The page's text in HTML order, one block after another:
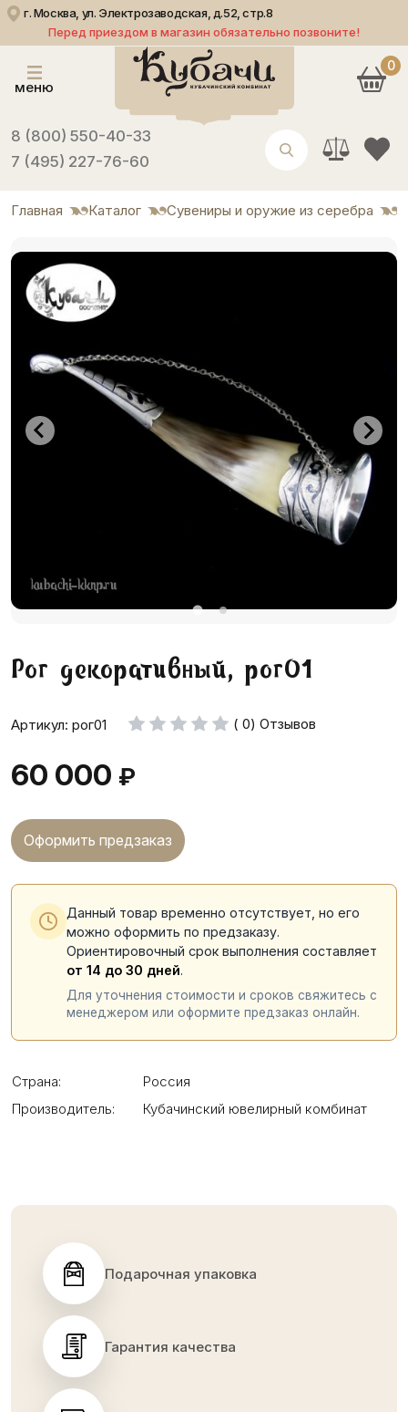
г. Москва, ул. Электрозаводская, д.52, стр.8
Перед приездом в магазин обязательно позвоните!
меню
8 (800) 550-40-33
7 (495) 227-76-60
0
Главная Каталог Сувениры и оружие из серебра
Рог декоративный, рог01
Артикул: рог01 ( 0) Отзывов
60 000 ₽
Оформить предзаказ
Данный товар временно отсутствует, но его
можно оформить по предзаказу.
Ориентировочный срок выполнения составляет
от 14 до 30 дней.
Для уточнения стоимости и сроков свяжитесь с
менеджером или оформите предзаказ онлайн.
Страна:
Россия
Производитель:
Кубачинский ювелирный комбинат
Подарочная упаковка
Гарантия качества